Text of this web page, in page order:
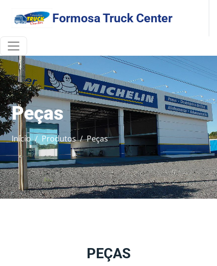
Formosa Truck Center
Peças
Início Produtos Peças
PEÇAS